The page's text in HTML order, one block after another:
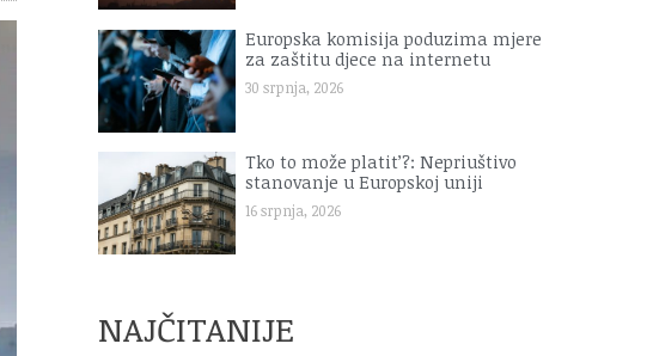
Europska komisija poduzima mjere
za zaštitu djece na internetu
30 srpnja, 2026
Tko to može platit’?: Nepriuštivo
stanovanje u Europskoj uniji
16 srpnja, 2026
NAJČITANIJE